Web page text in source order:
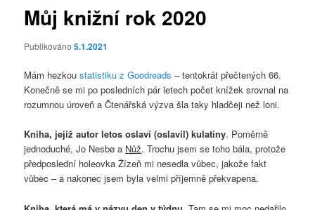
webu
Můj knižní rok 2020
Publikováno5.1.2021
Mám hezkoustatistiku z Goodreads – tentokrát přečtených 66.
Konečně se mi po posledních pár letech počet knížek srovnal na
rozumnou úroveň a Čtenářská výzva šla taky hladčeji než loni.
Kniha, jejíž autor letos oslaví (oslavil) kulatiny. Poměrně
jednoduché, Jo Nesbø a Nůž. Trochu jsem se toho bála, protože
předposlední holeovka Žízeň mi nesedla vůbec, jakože fakt
vůbec – a nakonec jsem byla velmi příjemně překvapena.